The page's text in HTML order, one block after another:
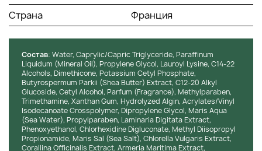
Способ применения:
Нанести утром и вечером на хорошо очищенную кожу
перед основным кремом по уходу. Использовать
круглогодично или как курс лечения.
Страна
Франция
Состав: Water, Caprylic/Capric Triglyceride, Paraffinum
Liquidum (Mineral Oil), Propylene Glycol, Lauroyl Lysine, C14-22
Alcohols, Dimethicone, Potassium Cetyl Phosphate,
Butyrospermum Parkii (Shea Butter) Extract, C12-20 Alkyl
Glucoside, Cetyl Alcohol, Parfum (Fragrance), Methylparaben,
Trimethamine, Xanthan Gum, Hydrolyzed Algin, Acrylates/Vinyl
Isodecanoate Crosspolymer, Dipropylene Glycol, Maris Aqua
(Sea Water), Propylparaben, Laminaria Digitata Extract,
Phenoxyethanol, Chlorhexidine Digluconate, Methyl Diisopropyl
Propionamide, Maris Sal (Sea Salt), Chlorella Vulgaris Extract,
Corallina Officinalis Extract, Armeria Maritima Extract,